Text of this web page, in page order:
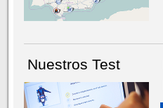
Nuestros Test